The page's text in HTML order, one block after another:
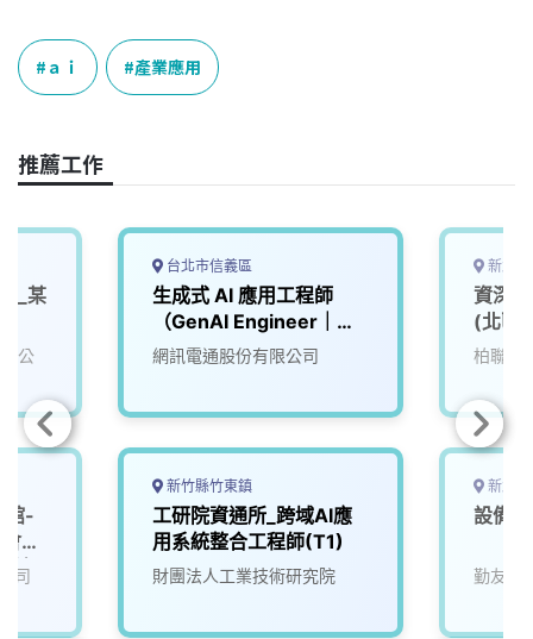
c
e
b
o
k
e
r
e
a
k
n
k
ａｉ 產業應用
推薦工作
某
公
館-
」
科)
司
台北市信義區
生成式 AI 應用工程師
（GenAI Engineer｜
LLM／Agent／RAG）
網訊電通股份有限公司
新竹縣竹東鎮
工研院資通所_跨域AI應
用系統整合工程師(T1)
財團法人工業技術研究院
新北
資深
(北區)
柏聯科
新北
設備
勤友企